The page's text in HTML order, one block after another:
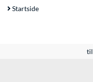
Startside